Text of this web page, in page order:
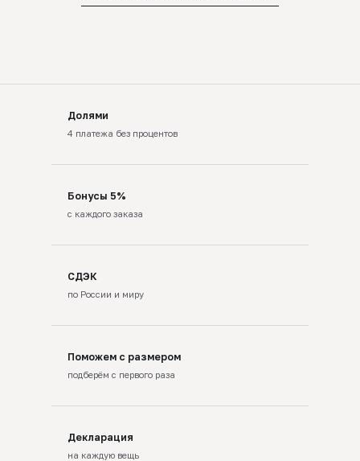
Долями
4 платежа без процентов
Бонусы 5%
с каждого заказа
СДЭК
по России и миру
Поможем с размером
подберём с первого раза
Декларация
на каждую вещь